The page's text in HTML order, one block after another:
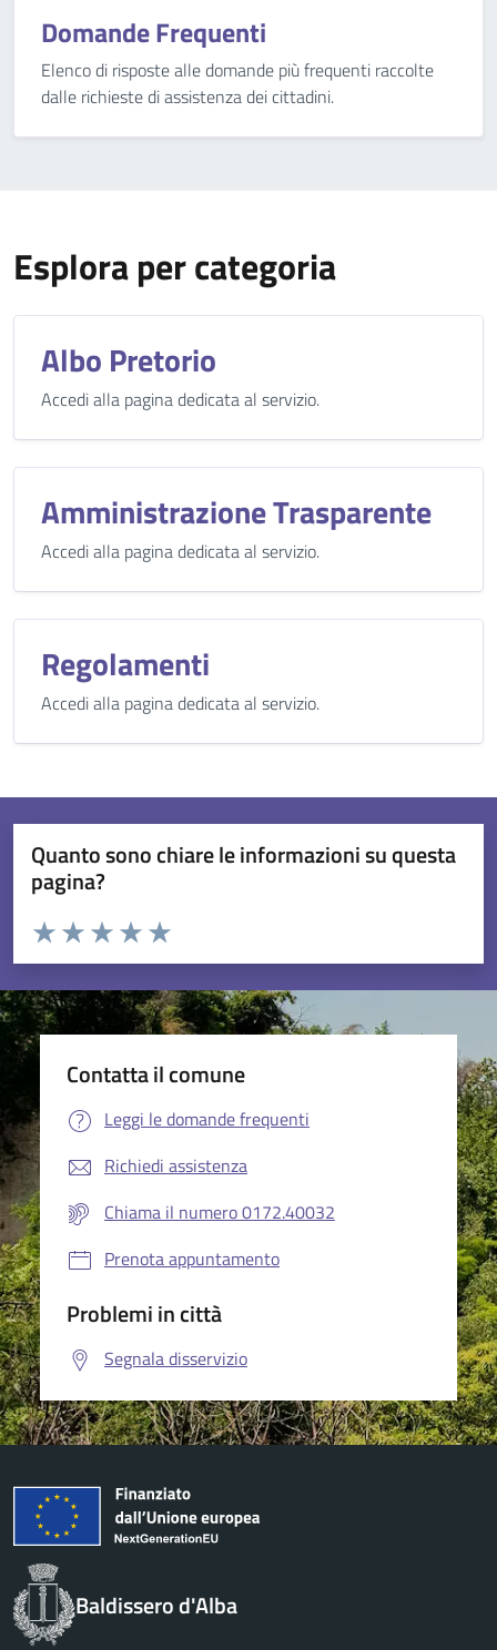
Domande Frequenti
Elenco di risposte alle domande più frequenti raccolte
dalle richieste di assistenza dei cittadini.
Esplora per categoria
Albo Pretorio
Accedi alla pagina dedicata al servizio.
Amministrazione Trasparente
Accedi alla pagina dedicata al servizio.
Regolamenti
Accedi alla pagina dedicata al servizio.
Quanto sono chiare le informazioni su questa
pagina?
Valuta da 1 a 5 stelle la pagina
Valuta 5 stelle su 5
Valuta 4 stelle su 5
Valuta 3 stelle su 5
Valuta 2 stelle su 5
Valuta 1 stelle su 5
Contatta il comune
Leggi le domande frequenti
Richiedi assistenza
Chiama il numero 0172.40032
Prenota appuntamento
Problemi in città
Segnala disservizio
Baldissero d'Alba